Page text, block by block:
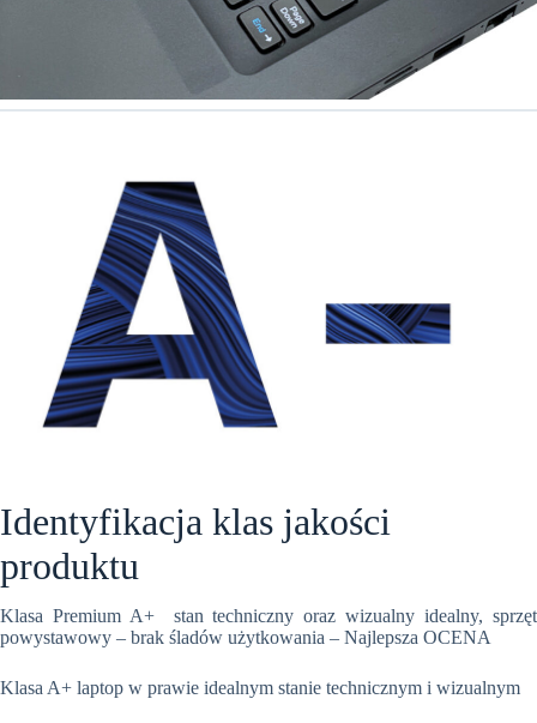
Identyfikacja klas jakości
produktu
Klasa Premium A+ stan techniczny oraz wizualny idealny, sprzęt
powystawowy – brak śladów użytkowania – Najlepsza OCENA
Klasa A+ laptop w prawie idealnym stanie technicznym i wizualnym